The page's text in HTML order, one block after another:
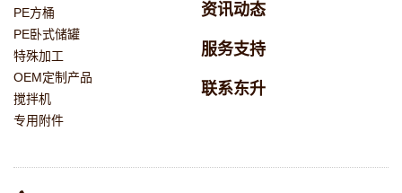
PE方桶
PE卧式储罐
特殊加工
OEM定制产品
搅拌机
专用附件
资讯动态
服务支持
联系东升